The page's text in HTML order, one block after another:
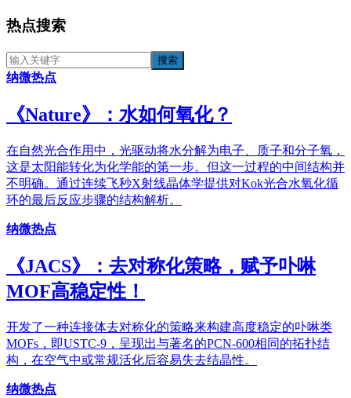
热点搜索
纳微热点
《​Nature》：水如何氧化？
在自然光合作用中，光驱动将水分解为电子、质子和分子氧，
这是太阳能转化为化学能的第一步。但这一过程的中间结构并
不明确。通过连续飞秒X射线晶体学提供对Kok光合水氧化循
环的最后反应步骤的结构解析。
纳微热点
《JACS》：去对称化策略，赋予卟啉
MOF高稳定性！
开发了一种连接体去对称化的策略来构建高度稳定的卟啉类
MOFs，即USTC-9，呈现出与著名的PCN-600相同的拓扑结
构，在空气中或常规活化后容易失去结晶性。
纳微热点